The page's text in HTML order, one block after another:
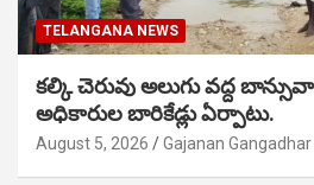
TELANGANA NEWS
కల్కి చెరువు అలుగు వద్ద
అధికారుల బారికేడ్లు ఏర్పాటు.
August 5, 2026 Gajanan